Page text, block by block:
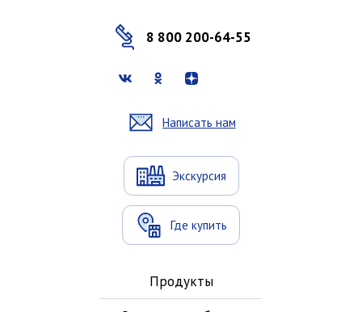
8 800 200-64-55
Написать нам
Экскурсия
Где купить
Продукты